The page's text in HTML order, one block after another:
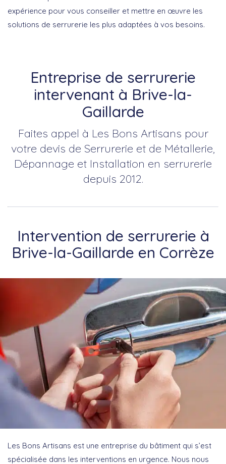
expérience pour vous conseiller et mettre en œuvre les
solutions de serrurerie les plus adaptées à vos besoins.
Entreprise de serrurerie
intervenant à Brive-la-
Gaillarde
Faites appel à Les Bons Artisans pour
votre devis de Serrurerie et de Métallerie,
Dépannage et Installation en serrurerie
depuis 2012.
Intervention de serrurerie à
Brive-la-Gaillarde en Corrèze
Les Bons Artisans est une entreprise du bâtiment qui s’est
spécialisée dans les interventions en urgence. Nous nous